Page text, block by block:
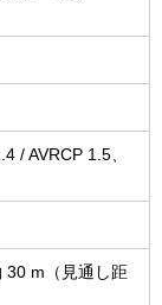
/ AVRCP 1.5、
30 m（見通し距